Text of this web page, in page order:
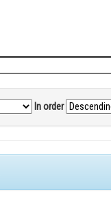
In order